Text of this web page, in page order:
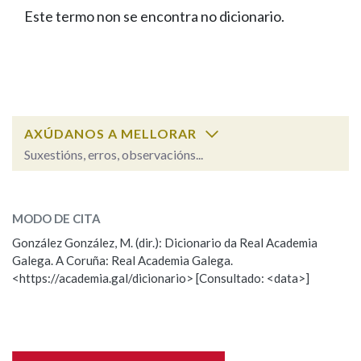
FIGURAS HOMENAXEADAS
PORTAL DAS PALABRAS
Facebook
TwitterYoutubeInstagram
Bluesky
BUSCAR NOS LEMAS
Remata por
BUSCAR NO CONTIDO
Nas definicións
Este termo non se encontra no dicionario.
AXÚDANOS A MELLORAR
Suxestións, erros, observacións...
Observación
Nome
MODO DE CITA
González González, M. (dir.): Dicionario da Real Academia
Galega. A Coruña: Real Academia Galega.
<https://academia.gal/dicionario> [Consultado: <data>]